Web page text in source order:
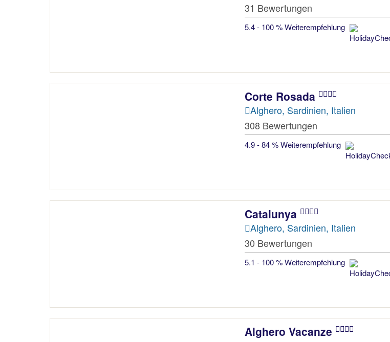
31 Bewertungen
5.4 - 100 % Weiterempfehlung
Corte Rosada
Alghero, Sardinien, Italien
308 Bewertungen
4.9 - 84 % Weiterempfehlung
Catalunya
Alghero, Sardinien, Italien
30 Bewertungen
5.1 - 100 % Weiterempfehlung
Alghero Vacanze